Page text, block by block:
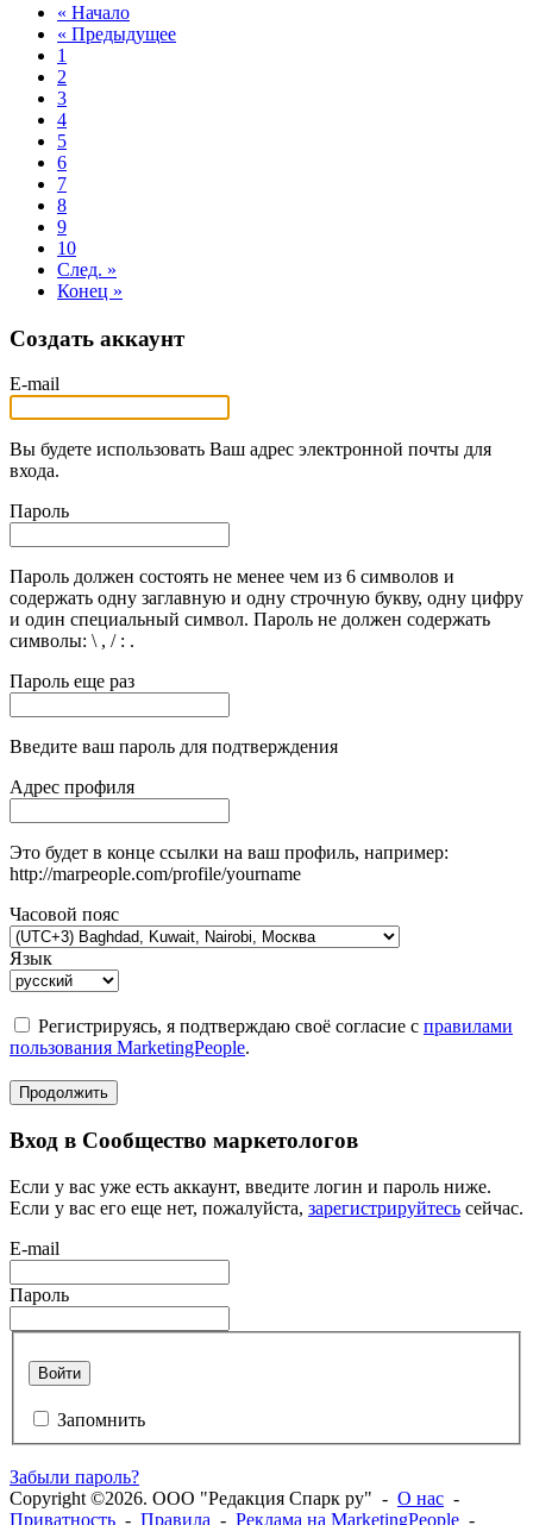
« Начало
« Предыдущее
1
2
3
4
5
6
7
8
9
10
След. »
Конец »
Создать аккаунт
E-mail
Вы будете использовать Ваш адрес электронной почты для
входа.
Пароль
Пароль должен состоять не менее чем из 6 символов и
содержать одну заглавную и одну строчную букву, одну цифру
и один специальный символ. Пароль не должен содержать
символы: \ , / : .
Пароль еще раз
Введите ваш пароль для подтверждения
Адрес профиля
Это будет в конце ссылки на ваш профиль, например:
http://marpeople.com/profile/yourname
Часовой пояс
Язык
Регистрируясь, я подтверждаю своё согласие с правилами
пользования MarketingPeople.
Продолжить
Вход в Сообщество маркетологов
Если у вас уже есть аккаунт, введите логин и пароль ниже.
Если у вас его еще нет, пожалуйста, зарегистрируйтесь сейчас.
E-mail
Пароль
Войти
Запомнить
Забыли пароль?
Copyright ©2026. ООО "Редакция Спарк ру" - О нас -
Приватность - Правила - Реклама на MarketingPeople -